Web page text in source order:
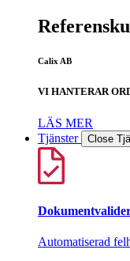
Calix AB
VI HANTERAR
LÄS MER
Tjänster
Close
Automatiserad